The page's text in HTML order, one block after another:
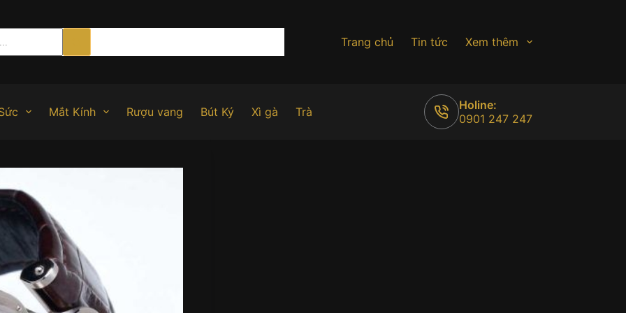
Trang chủ Tin tức Xem thêm
Mắt Kính Rượu vang Bút Ký Xì gà Trà
Holine:
0901 247 247